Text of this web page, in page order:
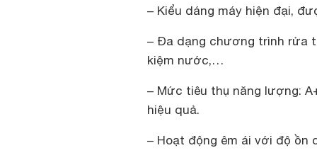
– Kiểu dáng máy hiện đại,
– Đa dạng chương trình rửa
kiệm nước,…
– Mức tiêu thụ năng lượng:
hiệu quả.
– Hoạt động êm ái với độ ồn